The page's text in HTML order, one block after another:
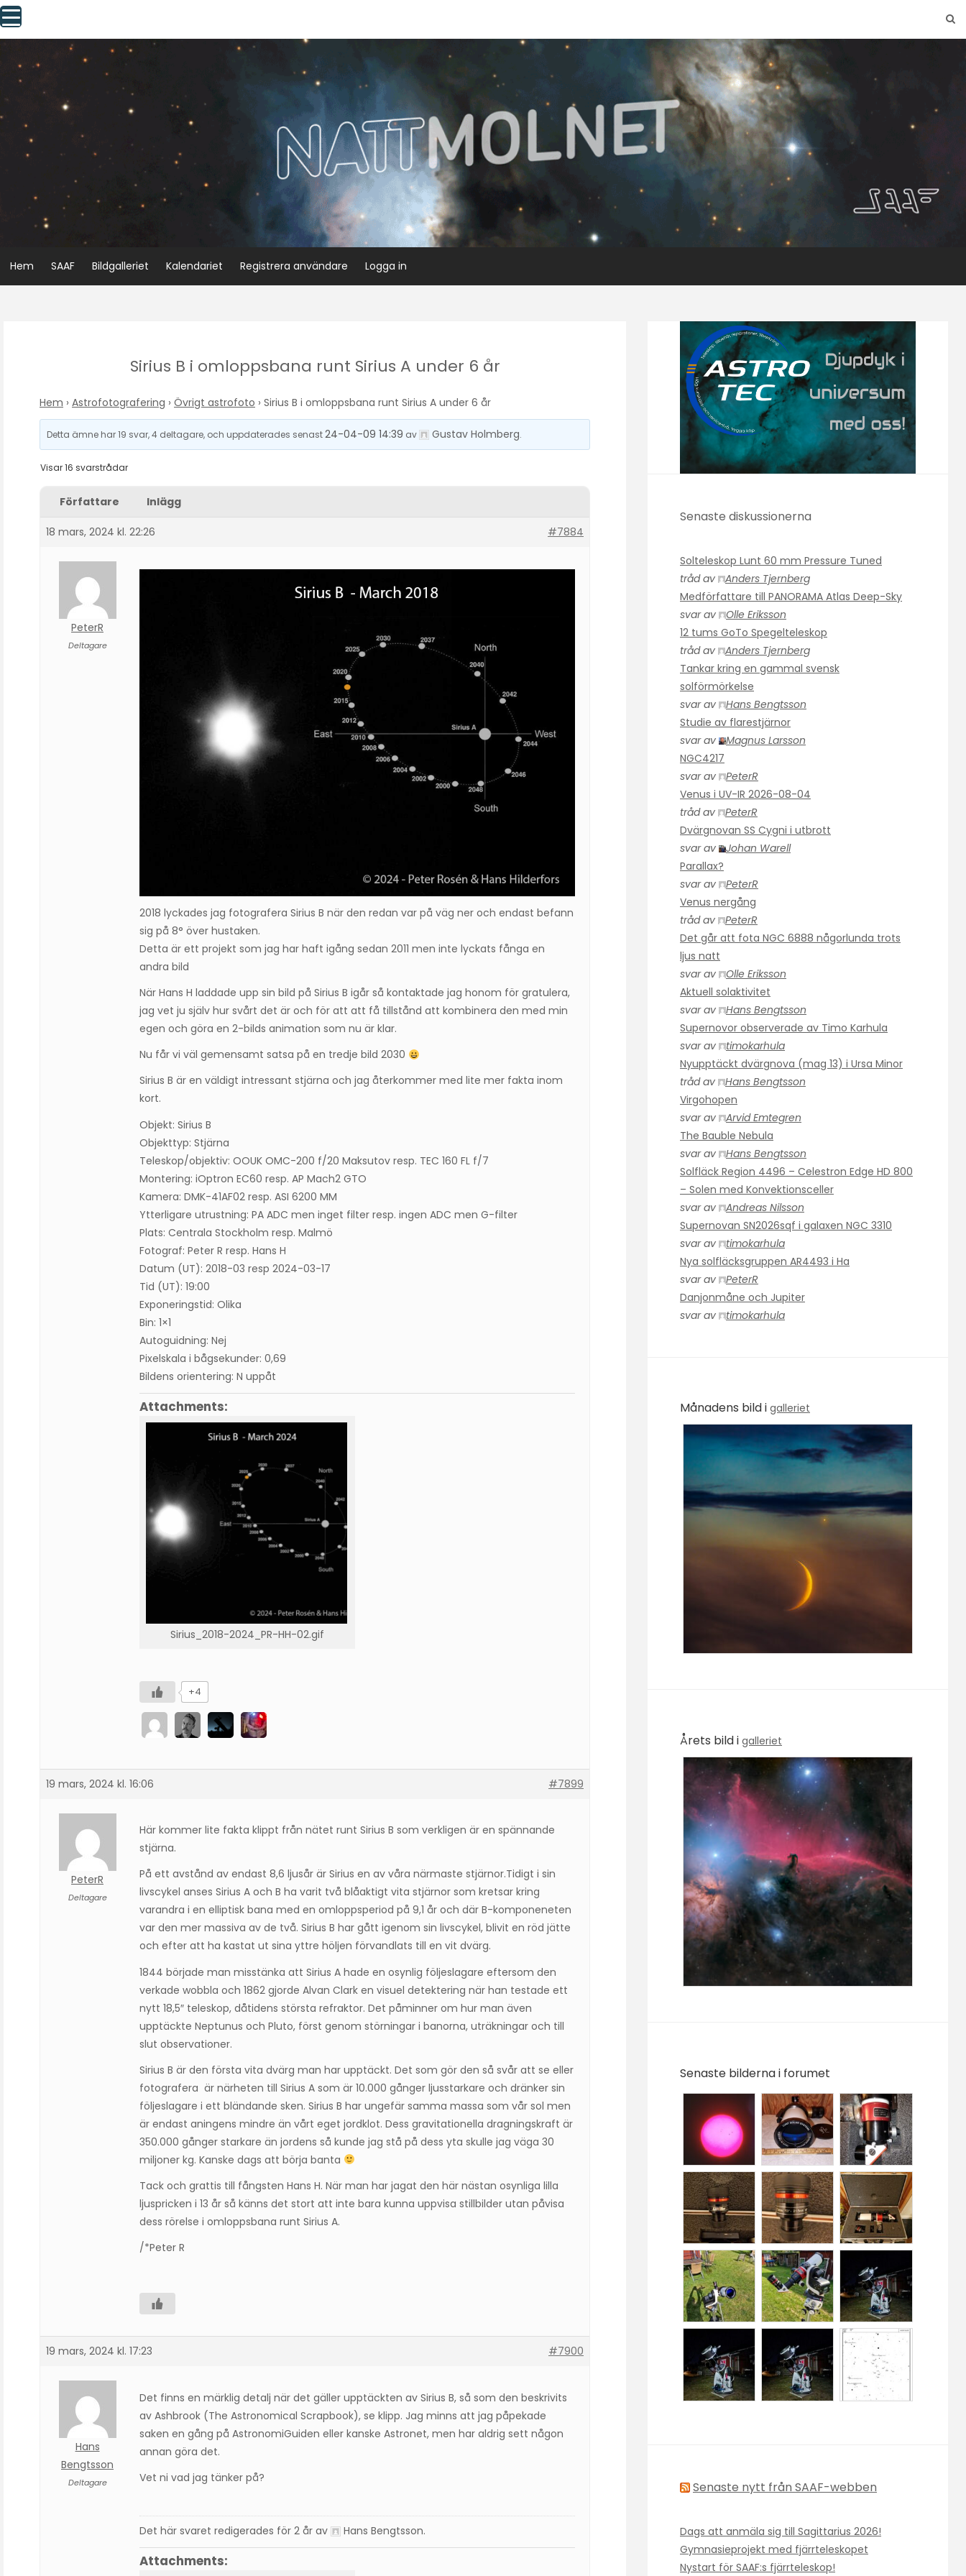
Skip
to
content
Hem SAAF Bildgalleriet Kalendariet Registrera användare Logga in
Sirius B i omloppsbana runt Sirius A under 6 år
Hem › Astrofotografering › Övrigt astrofoto › Sirius B i omloppsbana runt Sirius A under 6 år
Detta ämne har 19 svar, 4 deltagare, och uppdaterades senast24-04-09 14:39 av Gustav Holmberg.
Visar 16 svarstrådar
Författare Inlägg
18 mars, 2024 kl. 22:26 #7884
PeterR
Deltagare
2018 lyckades jag fotografera Sirius B när den redan var på väg ner och endast befann
sig på 8° över hustaken.
Detta är ett projekt som jag har haft igång sedan 2011 men inte lyckats fånga en
andra bild
När Hans H laddade upp sin bild på Sirius B igår så kontaktade jag honom för gratulera,
jag vet ju själv hur svårt det är och för att att få tillstånd att kombinera den med min
egen och göra en 2-bilds animation som nu är klar.
Nu får vi väl gemensamt satsa på en tredje bild 2030
Sirius B är en väldigt intressant stjärna och jag återkommer med lite mer fakta inom
kort.
Objekt: Sirius B
Objekttyp: Stjärna
Teleskop/objektiv: OOUK OMC-200 f/20 Maksutov resp. TEC 160 FL f/7
Montering: iOptron EC60 resp. AP Mach2 GTO
Kamera: DMK-41AF02 resp. ASI 6200 MM
Ytterligare utrustning: PA ADC men inget filter resp. ingen ADC men G-filter
Plats: Centrala Stockholm resp. Malmö
Fotograf: Peter R resp. Hans H
Datum (UT): 2018-03 resp 2024-03-17
Tid (UT): 19:00
Exponeringstid: Olika
Bin: 1×1
Autoguidning: Nej
Pixelskala i bågsekunder: 0,69
Bildens orientering: N uppåt
Attachments:
Sirius_2018-2024_PR-HH-02.gif
+4
19 mars, 2024 kl. 16:06 #7899
PeterR
Deltagare
Här kommer lite fakta klippt från nätet runt Sirius B som verkligen är en spännande
stjärna.
På ett avstånd av endast 8,6 ljusår är Sirius en av våra närmaste stjärnor.Tidigt i sin
livscykel anses Sirius A och B ha varit två blåaktigt vita stjärnor som kretsar kring
varandra i en elliptisk bana med en omloppsperiod på 9,1 år och där B-komponeneten
var den mer massiva av de två. Sirius B har gått igenom sin livscykel, blivit en röd jätte
och efter att ha kastat ut sina yttre höljen förvandlats till en vit dvärg.
1844 började man misstänka att Sirius A hade en osynlig följeslagare eftersom den
verkade wobbla och 1862 gjorde Alvan Clark en visuel detektering när han testade ett
nytt 18,5″ teleskop, dåtidens största refraktor. Det påminner om hur man även
upptäckte Neptunus och Pluto, först genom störningar i banorna, uträkningar och till
slut observationer.
Sirius B är den första vita dvärg man har upptäckt. Det som gör den så svår att se eller
fotografera är närheten till Sirius A som är 10.000 gånger ljusstarkare och dränker sin
följeslagare i ett bländande sken. Sirius B har ungefär samma massa som vår sol men
är endast aningens mindre än vårt eget jordklot. Dess gravitationella dragningskraft är
350.000 gånger starkare än jordens så kunde jag stå på dess yta skulle jag väga 30
miljoner kg. Kanske dags att börja banta
Tack och grattis till fångsten Hans H. När man har jagat den här nästan osynliga lilla
ljuspricken i 13 år så känns det stort att inte bara kunna uppvisa stillbilder utan påvisa
dess rörelse i omloppsbana runt Sirius A.
/*Peter R
19 mars, 2024 kl. 17:23 #7900
Hans
Bengtsson
Deltagare
Det finns en märklig detalj när det gäller upptäckten av Sirius B, så som den beskrivits
av Ashbrook (The Astronomical Scrapbook), se klipp. Jag minns att jag påpekade
saken en gång på AstronomiGuiden eller kanske Astronet, men har aldrig sett någon
annan göra det.
Vet ni vad jag tänker på?
Det här svaret redigerades för 2 år av Hans Bengtsson.
Attachments:
Senaste diskussionerna
Solteleskop Lunt 60 mm Pressure Tuned
tråd av
Anders Tjernberg
Medförfattare till PANORAMA Atlas Deep-Sky
svar av
Olle Eriksson
12 tums GoTo Spegelteleskop
tråd av
Anders Tjernberg
Tankar kring en gammal svensk
solförmörkelse
svar av
Hans Bengtsson
Studie av flarestjärnor
svar av
Magnus Larsson
NGC4217
svar av
PeterR
Venus i UV-IR 2026-08-04
tråd av
PeterR
Dvärgnovan SS Cygni i utbrott
svar av
Johan Warell
Parallax?
svar av
PeterR
Venus nergång
tråd av
PeterR
Det går att fota NGC 6888 någorlunda trots
ljus natt
svar av
Olle Eriksson
Aktuell solaktivitet
svar av
Hans Bengtsson
Supernovor observerade av Timo Karhula
svar av
timokarhula
Nyupptäckt dvärgnova (mag 13) i Ursa Minor
tråd av
Hans Bengtsson
Virgohopen
svar av
Arvid Emtegren
The Bauble Nebula
svar av
Hans Bengtsson
Solfläck Region 4496 – Celestron Edge HD 800
– Solen med Konvektionsceller
svar av
Andreas Nilsson
Supernovan SN2026sqf i galaxen NGC 3310
svar av
timokarhula
Nya solfläcksgruppen AR4493 i Ha
svar av
PeterR
Danjonmåne och Jupiter
svar av
timokarhula
Månadens bild i galleriet
Årets bild i galleriet
Senaste bilderna i forumet
Senaste nytt från SAAF-webben
Dags att anmäla sig till Sagittarius 2026!
Gymnasieprojekt med fjärrteleskopet
Nystart för SAAF:s fjärrteleskop!